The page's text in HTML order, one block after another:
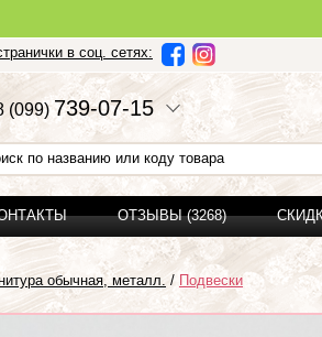
в соц. сетях:
(099)739-07-15
ОТЗЫВЫ (3268)
обычная, металл. / Подвески